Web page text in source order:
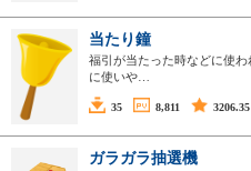
当たり鐘
福引が当たった時などに使
に使いや…
35 8,811 3206.35
ガラガラ抽選機